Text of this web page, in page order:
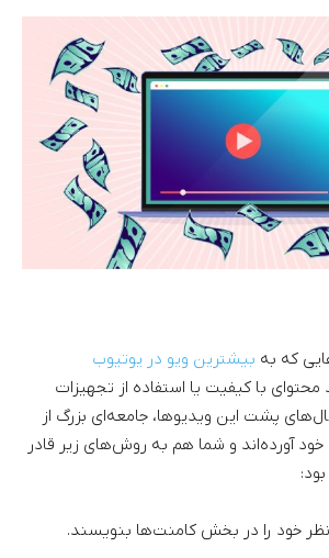
که به بیشترین ویو در یوتیوب
محتوای با کیفیت یا استفاده از تجهیزات
پشت این ویدیوها، جامعه‌ای بزرگ از
خود آورده‌اند و شما هم به روش‌های زیر قادر
خود را در بخش کامنت‌ها بنویسند.